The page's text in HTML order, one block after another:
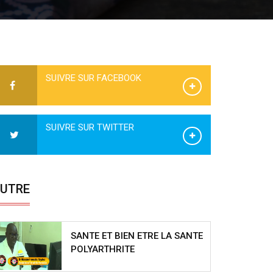
SUIVRE SUR FACEBOOK
SUIVRE SUR TWITTER
SANTE ET BIEN ETRE LA SANTE
POLYARTHRITE